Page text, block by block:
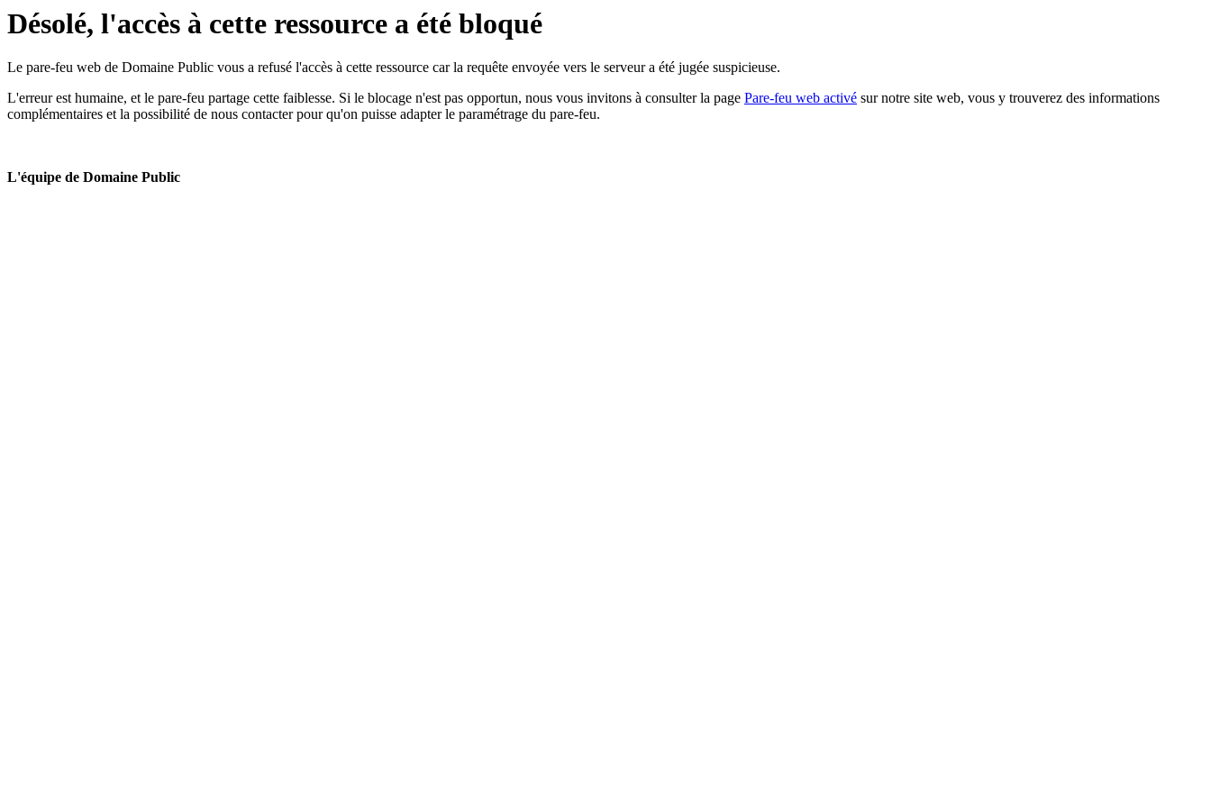
Désolé, l'accès à cette ressource a été bloqué
Le pare-feu web de Domaine Public vous a refusé l'accès à cette ressource car la requête envoyée vers le serveur a été jugée suspicieuse.
L'erreur est humaine, et le pare-feu partage cette faiblesse. Si le blocage n'est pas opportun, nous vous invitons à consulter la page Pare-feu web activé sur notre site web, vous y trouverez des informations
complémentaires et la possibilité de nous contacter pour qu'on puisse adapter le paramétrage du pare-feu.
L'équipe de Domaine Public